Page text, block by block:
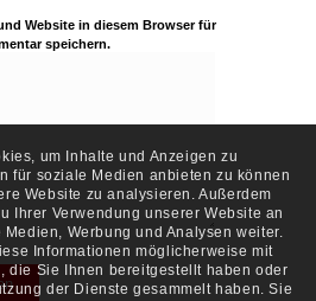
Website in diesem Browser für
speichern.
um Inhalte und Anzeigen zu
für soziale Medien anbieten zu können
Website zu analysieren. Außerdem
Ihrer Verwendung unserer Website an
Werbung und Analysen weiter.
Informationen möglicherweise mit
die Sie Ihnen bereitgestellt haben oder
der Dienste gesammelt haben. Sie